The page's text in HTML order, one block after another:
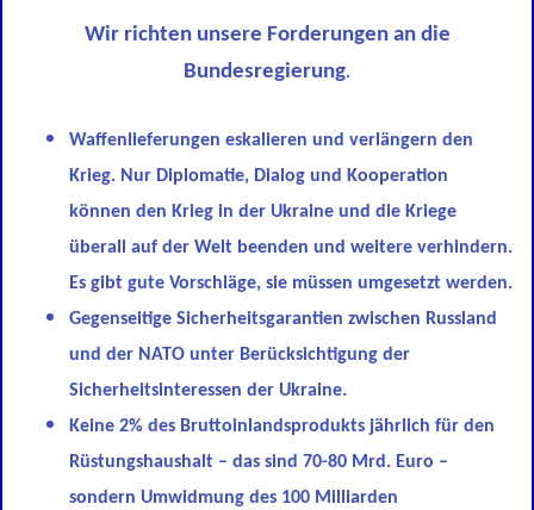
Wir richten unsere Forderungen an die
Bundesregierung.
Waffenlieferungen eskalieren und verlängern den
Krieg. Nur Diplomatie, Dialog und Kooperation
können den Krieg in der Ukraine und die Kriege
überall auf der Welt beenden und weitere verhindern.
Es gibt gute Vorschläge, sie müssen umgesetzt werden.
Gegenseitige Sicherheitsgarantien zwischen Russland
und der NATO unter Berücksichtigung der
Sicherheitsinteressen der Ukraine.
Keine 2% des Bruttoinlandsprodukts jährlich für den
Rüstungshaushalt – das sind 70-80 Mrd. Euro –
sondern Umwidmung des 100 Milliarden